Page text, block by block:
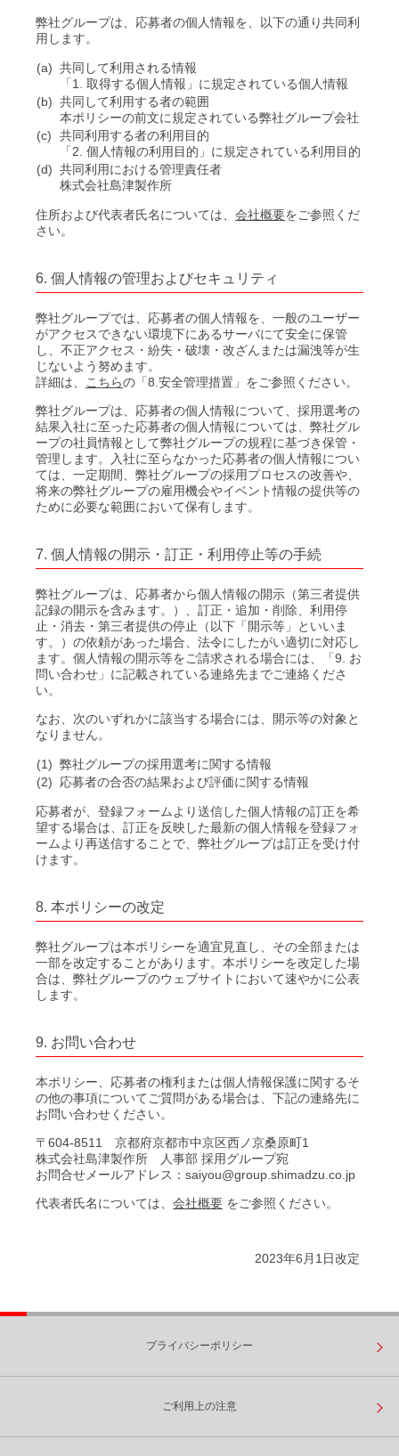
弊社グループは、応募者の個人情報を、以下の通り共同利
用します。
(a) 共同して利用される情報
「1. 取得する個人情報」に規定されている個人情報
(b) 共同して利用する者の範囲
本ポリシーの前文に規定されている弊社グループ会社
(c)
共同利用する者の利用目的
「2. 個人情報の利用目的」に規定されている利用目的
(d) 共同利用における管理責任者
株式会社島津製作所
住所および代表者氏名については、 会社概要をご参照くだ
さい。
6. 個人情報の管理およびセキュリティ
弊社グループでは、応募者の個人情報を、一般のユーザー
がアクセスできない環境下にあるサーバにて安全に保管
し、不正アクセス・紛失・破壊・改ざんまたは漏洩等が生
じないよう努めます。
詳細は、 こちらの「8.安全管理措置」をご参照ください。
弊社グループは、応募者の個人情報について、採用選考の
結果入社に至った応募者の個人情報については、弊社グル
ープの社員情報として弊社グループの規程に基づき保管・
管理します。入社に至らなかった応募者の個人情報につい
ては、一定期間、弊社グループの採用プロセスの改善や、
将来の弊社グループの雇用機会やイベント情報の提供等の
ために必要な範囲において保有します。
7. 個人情報の開示・訂正・利用停止等の手続
弊社グループは、応募者から個人情報の開示（第三者提供
記録の開示を含みます。）、訂正・追加・削除、利用停
止・消去・第三者提供の停止（以下「開示等」といいま
す。）の依頼があった場合、法令にしたがい適切に対応し
ます。個人情報の開示等をご請求される場合には、「9. お
問い合わせ」に記載されている連絡先までご連絡くださ
い。
なお、次のいずれかに該当する場合には、開示等の対象と
なりません。
(1) 弊社グループの採用選考に関する情報
(2)
応募者の合否の結果および評価に関する情報
応募者が、登録フォームより送信した個人情報の訂正を希
望する場合は、訂正を反映した最新の個人情報を登録フォ
ームより再送信することで、弊社グループは訂正を受け付
けます。
8. 本ポリシーの改定
弊社グループは本ポリシーを適宜見直し、その全部または
一部を改定することがあります。本ポリシーを改定した場
合は、弊社グループのウェブサイトにおいて速やかに公表
します。
9. お問い合わせ
本ポリシー、応募者の権利または個人情報保護に関するそ
の他の事項についてご質問がある場合は、下記の連絡先に
お問い合わせください。
〒604-8511 京都府京都市中京区西ノ京桑原町1
株式会社島津製作所 人事部 採用グループ宛
お問合せメールアドレス：saiyou@group.shimadzu.co.jp
代表者氏名については、 会社概要 をご参照ください。
2023年6月1日改定
プライバシーポリシー
ご利用上の注意